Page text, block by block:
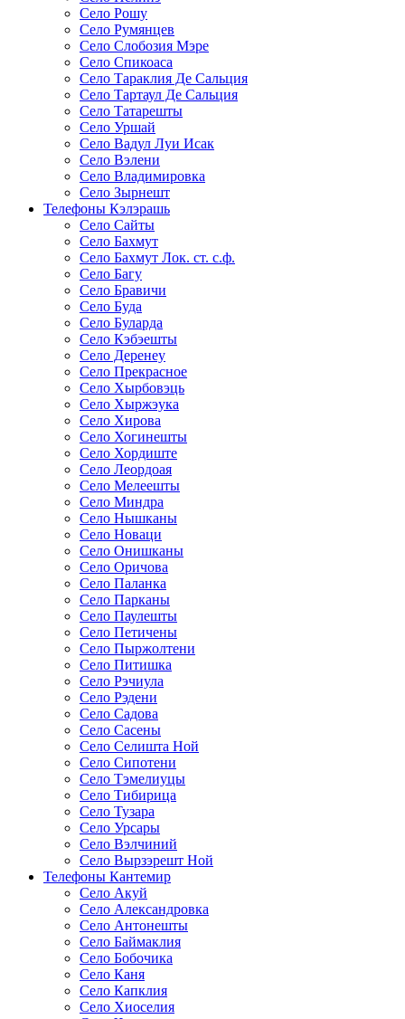
Село Рошу
Село Румянцев
Село Слобозия Мэре
Село Спикоаса
Село Тараклия Де Сальция
Село Тартаул Де Сальция
Село Татарешты
Село Уршай
Село Вадул Луи Исак
Село Вэлени
Село Владимировка
Село Зырнешт
Телефоны Кэлэрашь
Село Сайты
Село Бахмут
Село Бахмут Лок. ст. c.ф.
Село Багу
Село Бравичи
Село Буда
Село Буларда
Село Кэбэешты
Село Деренеу
Село Прекрасное
Село Хырбовэць
Село Хыржэука
Село Хирова
Село Хогинешты
Село Хордиште
Село Леордоая
Село Мелеешты
Село Миндра
Село Нышканы
Село Новаци
Село Онишканы
Село Оричова
Село Паланка
Село Парканы
Село Паулешты
Село Петичены
Село Пыржолтени
Село Питишка
Село Рэчиула
Село Рэдени
Село Садова
Село Сасены
Село Селишта Ной
Село Сипотени
Село Тэмелиуцы
Село Тибирица
Село Тузара
Село Урсары
Село Вэлчиний
Село Вырзэрешт Ной
Телефоны Кантемир
Село Акуй
Село Александровка
Село Антонешты
Село Баймаклия
Село Бобочика
Село Каня
Село Капклия
Село Хиоселия